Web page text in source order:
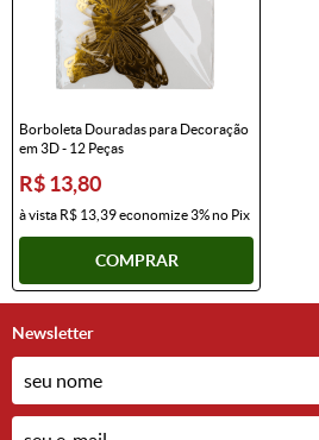
Borboleta Douradas para Decoração
em 3D - 12 Peças
R$ 13,80
à vista R$ 13,39economize3%no Pix
COMPRAR
Newsletter